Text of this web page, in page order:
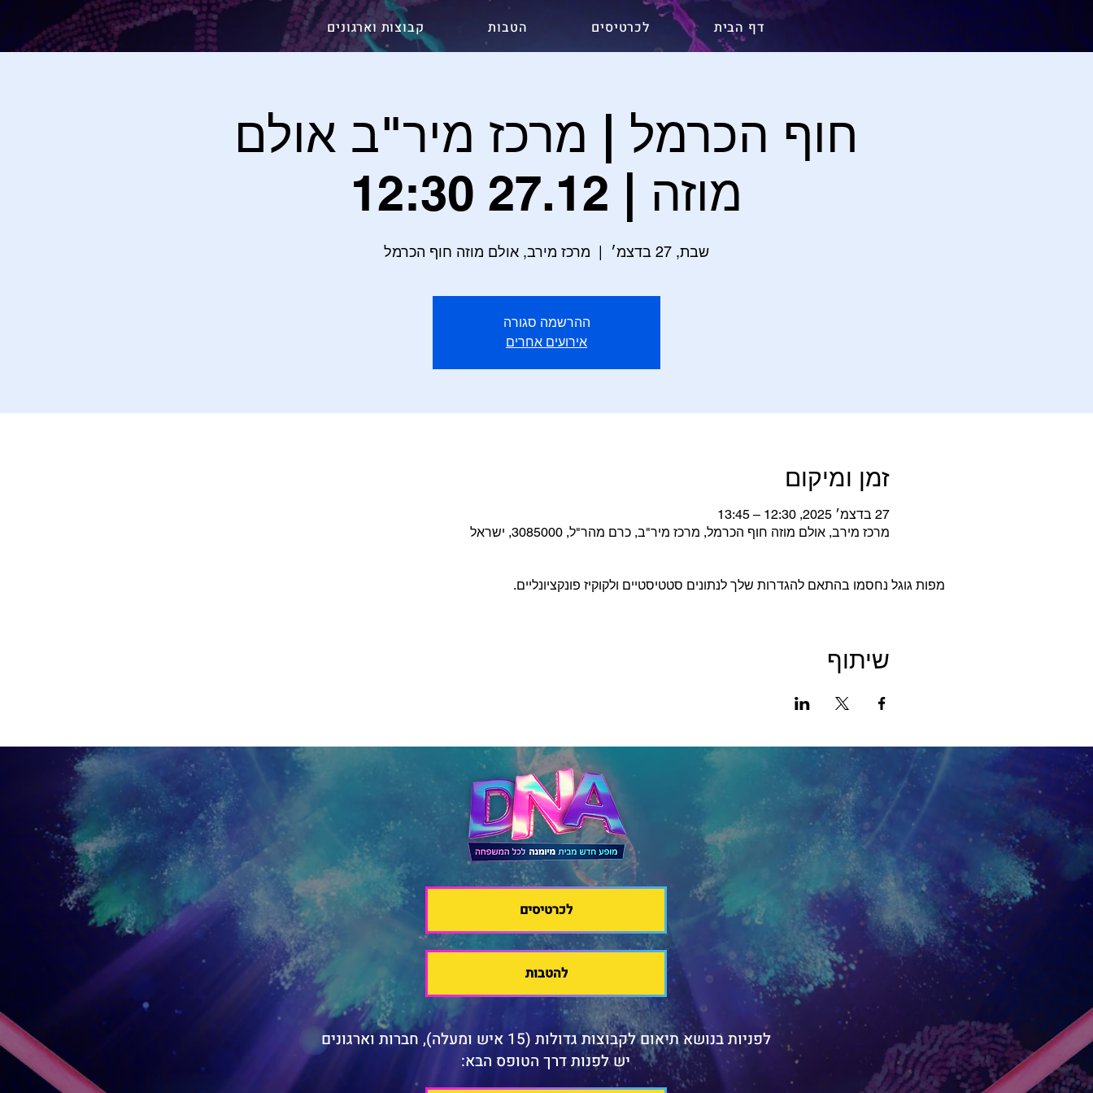
דף הבית לכרטיסים הטבות קבוצות וארגונים
חוף הכרמל | מרכז מיר"ב אולם
מוזה | 27.12 12:30
שבת, 27 בדצמ׳ מרכז מירב, אולם מוזה חוף הכרמל
ההרשמה סגורה
אירועים אחרים
זמן ומיקום
27 בדצמ׳ 2025, 12:30 – 13:45
מרכז מירב, אולם מוזה חוף הכרמל, מרכז מיר"ב, כרם מהר"ל, 3085000, ישראל
מפות גוגל נחסמו בהתאם להגדרות שלך לנתונים סטטיסטיים ולקוקיז פונקציונליים.
שיתוף
לכרטיסים
להטבות
לפניות בנושא תיאום לקבוצות גדולות (15 איש ומעלה), חברות וארגונים
יש לפנות דרך הטופס הבא: